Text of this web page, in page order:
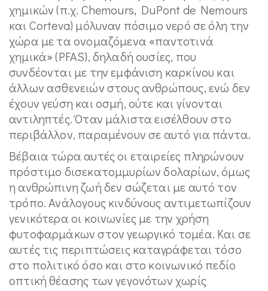
χημικών (π.χ. Chemours, DuPont de Nemours
και Corteva) μόλυναν πόσιμο νερό σε όλη την
χώρα με τα ονομαζόμενα «παντοτινά
χημικά» (PFAS), δηλαδή ουσίες, που
συνδέονται με την εμφάνιση καρκίνου και
άλλων ασθενειών στους ανθρώπους, ενώ δεν
έχουν γεύση και οσμή, ούτε και γίνονται
αντιληπτές. Όταν μάλιστα εισέλθουν στο
περιβάλλον, παραμένουν σε αυτό για πάντα.
Βέβαια τώρα αυτές οι εταιρείες πληρώνουν
πρόστιμο δισεκατομμυρίων δολαρίων, όμως
η ανθρώπινη ζωή δεν σώζεται με αυτό τον
τρόπο. Ανάλογους κινδύνους αντιμετωπίζουν
γενικότερα οι κοινωνίες με την χρήση
φυτοφαρμάκων στον γεωργικό τομέα. Και σε
αυτές τις περιπτώσεις καταγράφεται τόσο
στο πολιτικό όσο και στο κοινωνικό πεδίο
οπτική θέασης των γεγονότων χωρίς